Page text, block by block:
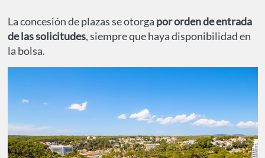
La concesión de plazas se otorga por orden de entrada
de las solicitudes, siempre que haya disponibilidad en
la bolsa.